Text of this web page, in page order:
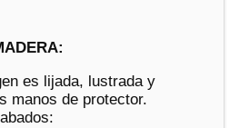
es lijada, lustrada y
manos de protector.